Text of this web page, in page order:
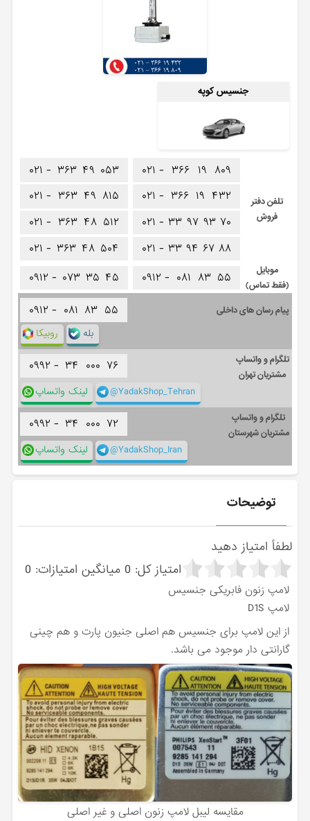
جنسیس کوپه
تلفن دفتر
فروش
۰۲۱ - ۳۶۶ ۱۹ ۸۰۹
۰۲۱ - ۳۶۶ ۱۹ ۴۳۲
۰۲۱ - ۳۳ ۹۷ ۹۳ ۷۰
۰۲۱ - ۳۳ ۹۴ ۶۷ ۸۸
۰۲۱ - ۳۶۳ ۴۹ ۰۵۳
۰۲۱ - ۳۶۳ ۴۹ ۸۱۵
۰۲۱ - ۳۶۳ ۴۸ ۵۱۲
۰۲۱ - ۳۶۳ ۴۸ ۵۰۴
موبایل
(فقط تماس)
۰۹۱۲ - ۰۸۱ ۸۳ ۵۵ ۰۹۱۲ - ۰۷۳ ۳۵ ۴۵
پیام رسان های داخلی ۰۹۱۲ - ۰۸۱ ۸۳ ۵۵
روبیکا بله
تلگرام و واتساپ
مشتریان تهران
۰۹۹۲ - ۳۴ ۰۰۰ ۷۶
لینک واتساپ @YadakShop_Tehran
تلگرام و واتساپ
مشتریان شهرستان
۰۹۹۲ - ۳۴ ۰۰۰ ۷۲
لینک واتساپ @YadakShop_Iran
توضیحات
لطفاً امتیاز دهید
امتیاز کل: 0 میانگین امتیازات: 0
لامپ زنون فابریکی جنسیس
لامپ D1S
از این لامپ برای جنسیس هم اصلی جنیون پارت و هم چینی
گارانتی دار موجود می باشد.
مقایسه لیبل لامپ زنون اصلی و غیر اصلی